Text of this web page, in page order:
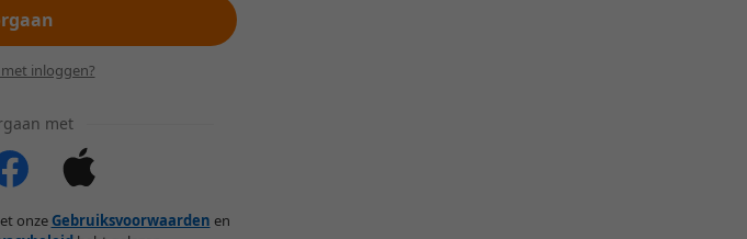
inloggen?
met
onze Gebruiksvoorwaarden en